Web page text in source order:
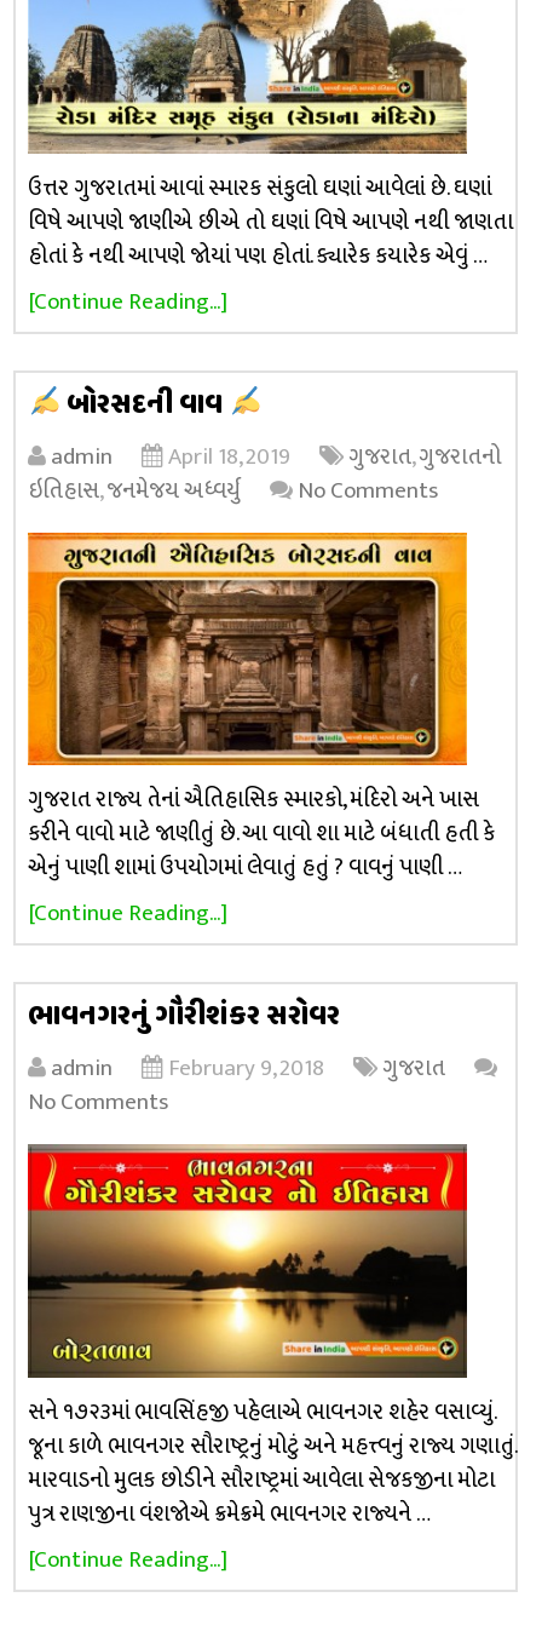
ઉત્તર ગુજરાતમાં આવાં સ્મારક સંકુલો ઘણાં આવેલાં છે. ઘણાં
વિષે આપણે જાણીએ છીએ તો ઘણાં વિષે આપણે નથી જાણતા
હોતાં કે નથી આપણે જોયાં પણ હોતાં. ક્યારેક કયારેક એવું …
[Continue Reading...]
બોરસદની વાવ
admin April 18, 2019 ગુજરાત,ગુજરાતનો
ઇતિહાસ,જનમેજય અધ્વર્યુ No Comments
ગુજરાત રાજ્ય તેનાં ઐતિહાસિક સ્મારકો, મંદિરો અને ખાસ
કરીને વાવો માટે જાણીતું છે. આ વાવો શા માટે બંધાતી હતી કે
એનું પાણી શામાં ઉપયોગમાં લેવાતું હતું ? વાવનું પાણી …
[Continue Reading...]
ભાવનગરનું ગૌરીશંકર સરોવર
admin February 9, 2018
ગુજરાત
No Comments
સને ૧૭૨૩માં ભાવસિંહજી પહેલાએ ભાવનગર શહેર વસાવ્યું.
જૂના કાળે ભાવનગર સૌરાષ્ટ્રનું મોટું અને મહત્ત્વનું રાજ્ય ગણાતું.
મારવાડનો મુલક છોડીને સૌરાષ્ટ્રમાં આવેલા સેજકજીના મોટા
પુત્ર રાણજીના વંશજોએ ક્રમેક્રમે ભાવનગર રાજ્યને …
[Continue Reading...]